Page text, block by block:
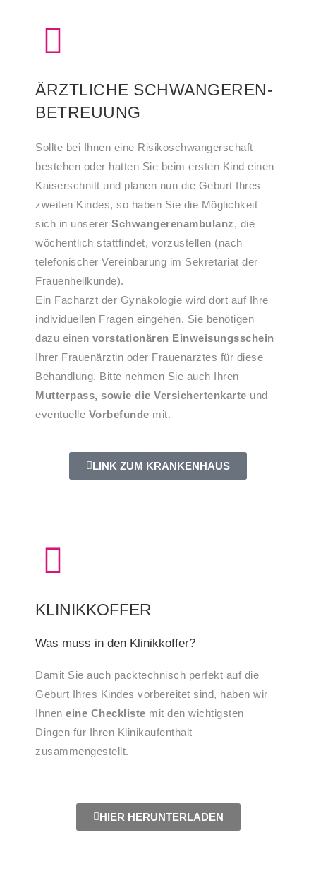
ÄRZTLICHE SCHWANGEREN-
BETREUUNG
Sollte bei Ihnen eine Risikoschwangerschaft
bestehen oder hatten Sie beim ersten Kind einen
Kaiserschnitt und planen nun die Geburt Ihres
zweiten Kindes, so haben Sie die Möglichkeit
sich in unserer Schwangerenambulanz, die
wöchentlich stattfindet, vorzustellen (nach
telefonischer Vereinbarung im Sekretariat der
Frauenheilkunde).
Ein Facharzt der Gynäkologie wird dort auf Ihre
individuellen Fragen eingehen. Sie benötigen
dazu einen vorstationären Einweisungsschein
Ihrer Frauenärztin oder Frauenarztes für diese
Behandlung. Bitte nehmen Sie auch Ihren
Mutterpass, sowie die Versichertenkarte und
eventuelle Vorbefunde mit.
LINK ZUM KRANKENHAUS
KLINIKKOFFER
Was muss in den Klinikkoffer?
Damit Sie auch packtechnisch perfekt auf die
Geburt Ihres Kindes vorbereitet sind, haben wir
Ihnen eine Checkliste mit den wichtigsten
Dingen für Ihren Klinikaufenthalt
zusammengestellt.
HIER HERUNTERLADEN